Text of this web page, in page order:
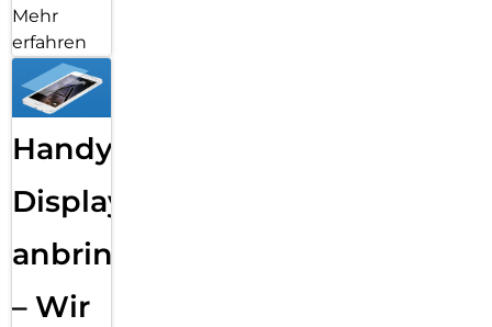
Mehr
erfahren
Handy
Displayfolie
anbringen
– Wir